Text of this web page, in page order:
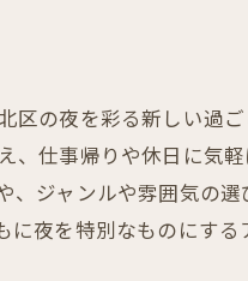
の夜を彩る新しい過
仕事帰りや休日に気
ジャンルや雰囲気の
夜を特別なものにする